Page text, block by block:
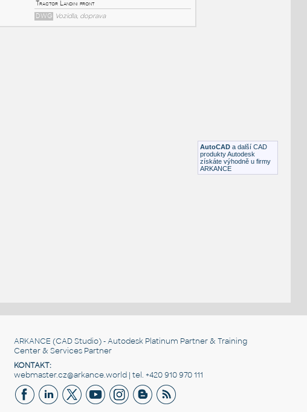
AutoCAD a další CAD
produkty Autodesk
získáte výhodně u firmy
ARKANCE
ARKANCE (CAD Studio) - Autodesk Platinum Partner & Training
Center & Services Partner
KONTAKT:
webmaster.cz@arkance.world | tel. +420 910 970 111